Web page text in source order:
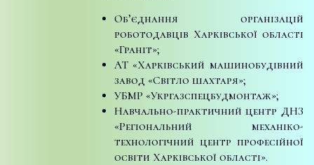
Об’єднання організацій
роботодавців Харківської області
«Граніт»;
АТ «Харківський машинобудівний
завод «Світло шахтаря»;
УБМР «Укргазспецбудмонтаж»;
Навчально-практичний центр ДНЗ
«Регіональний механіко-
технологічний центр професійної
освіти Харківської області».